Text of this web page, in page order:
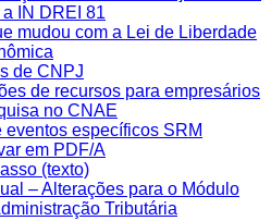
IN DREI 81
mudou com a Lei de Liberdade
de CNPJ
de recursos para empresários
no CNAE
eventos específicos SRM
em PDF/A
(texto)
– Alterações para o Módulo
Tributária